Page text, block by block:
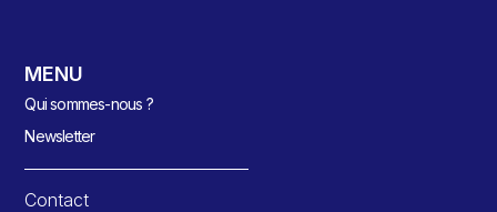
MENU
Qui sommes-nous ?
Newsletter
Contact